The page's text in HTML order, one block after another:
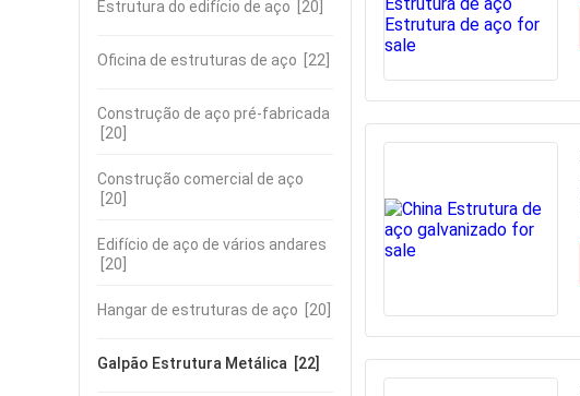
Estrutura do edifício de aço [20]
Oficina de estruturas de aço [22]
Construção de aço pré-fabricada
[20]
Construção comercial de aço
[20]
Edifício de aço de vários andares
[20]
Hangar de estruturas de aço [20]
Galpão Estrutura Metálica [22]